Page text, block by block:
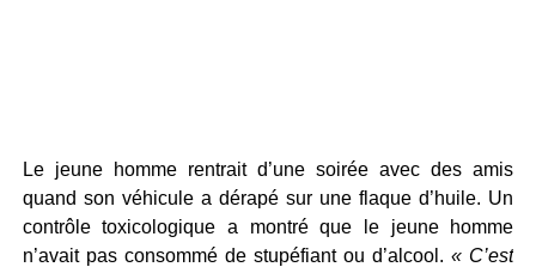
Le jeune homme rentrait d’une soirée avec des amis
quand son véhicule a dérapé sur une flaque d’huile. Un
contrôle toxicologique a montré que le jeune homme
n’avait pas consommé de stupéfiant ou d’alcool.« C’est